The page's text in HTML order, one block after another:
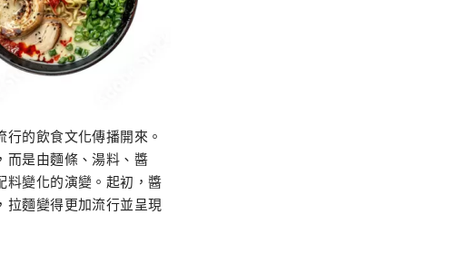
的飲食文化傳播開來。
而是由麵條、湯料、醬
料變化的演變。起初，醬
拉麵變得更加流行並呈現